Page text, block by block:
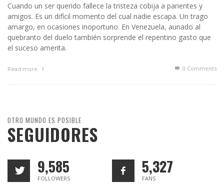
Cuando un ser querido fallece la tristeza cobija a parientes y
amigos. Es un difícil momento del cual nadie escapa. Un trago
amargo, en ocasiones inoportuno. En Venezuela, aunado al
quebranto del duelo también sorprende el repentino gasto que
el suceso amerita.
Read more 0 Comments
OTRO MUNDO ES POSIBLE
SEGUIDORES
9,585
FOLLOWERS
5,327
FANS